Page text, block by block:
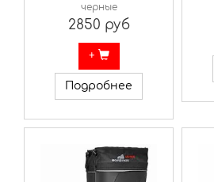
черные
2850 руб
+
Подробнее